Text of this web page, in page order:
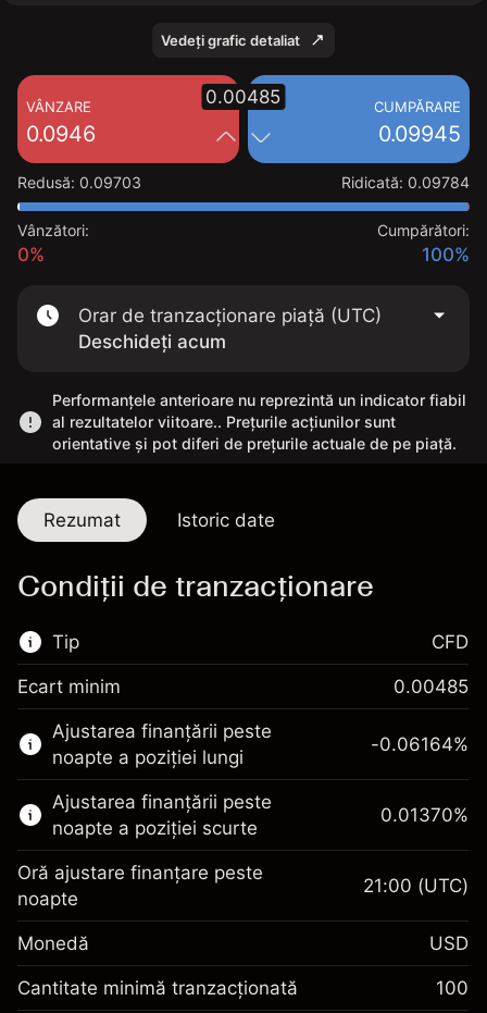
Vedeți grafic detaliat
VÂNZARE
0.0946
CUMPĂRARE
0.09945
0.00485
Redusă: 0.09703 Ridicată: 0.09784
Vânzători:
0%
Cumpărători:
100%
Orar de tranzacționare piață (UTC)
Deschideți acum
Performanțele anterioare nu reprezintă un indicator fiabil
al rezultatelor viitoare.. Prețurile acțiunilor sunt
orientative și pot diferi de prețurile actuale de pe piață.
Rezumat Istoric date
Condiții de tranzacționare
Tip
Această piață financiară este disponibilă
pentru tranzacționarea CFD-urilor.
Aflați mai multe despre:
CFD-uri
CFD
Ecart minim 0.00485
Ajustarea finanțării peste
noapte a poziției lungi
Marja. Investiția Dvs.
$1,000.00
Ajustare finanțare peste
noapte
-0.061644
-0.06164%
Ajustarea finanțării peste
noapte a poziției scurte
0.01370%
Oră ajustare finanțare peste
noapte
21:00 (UTC)
Monedă USD
Cantitate minimă tranzacționată 100